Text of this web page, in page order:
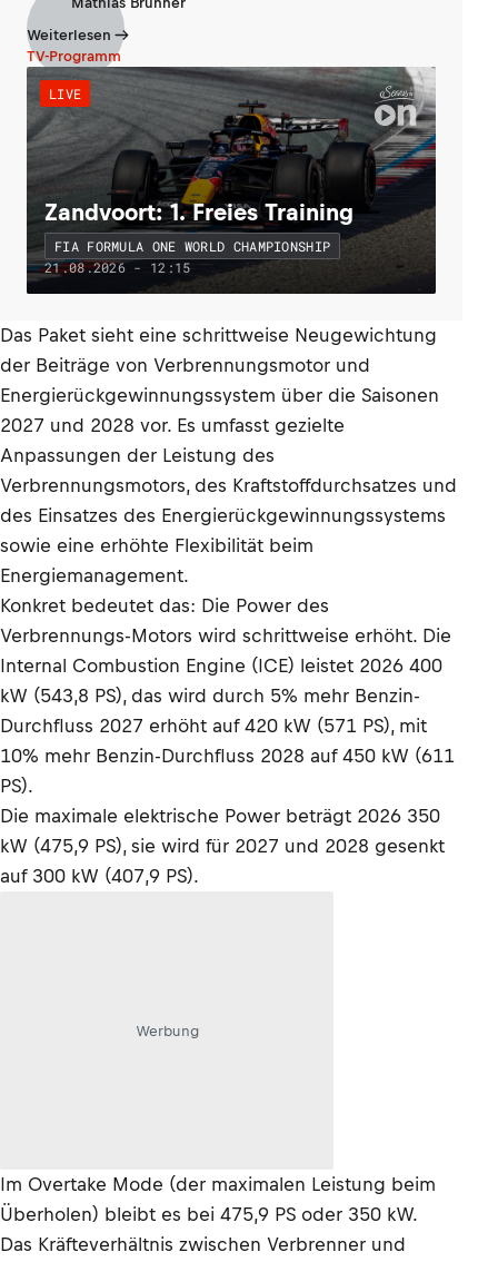
Weiterlesen
TV-Programm
LIVE
Zandvoort: 1. Freies Training
FIA FORMULA ONE WORLD CHAMPIONSHIP
21.08.2026 - 12:15
Das Paket sieht eine schrittweise Neugewichtung
der Beiträge von Verbrennungsmotor und
Energierückgewinnungssystem über die Saisonen
2027 und 2028 vor. Es umfasst gezielte
Anpassungen der Leistung des
Verbrennungsmotors, des Kraftstoffdurchsatzes und
des Einsatzes des Energierückgewinnungssystems
sowie eine erhöhte Flexibilität beim
Energiemanagement.
Konkret bedeutet das: Die Power des
Verbrennungs-Motors wird schrittweise erhöht. Die
Internal Combustion Engine (ICE) leistet 2026 400
kW (543,8 PS), das wird durch 5% mehr Benzin-
Durchfluss 2027 erhöht auf 420 kW (571 PS), mit
10% mehr Benzin-Durchfluss 2028 auf 450 kW (611
PS).
Die maximale elektrische Power beträgt 2026 350
kW (475,9 PS), sie wird für 2027 und 2028 gesenkt
auf 300 kW (407,9 PS).
Werbung
Im Overtake Mode (der maximalen Leistung beim
Überholen) bleibt es bei 475,9 PS oder 350 kW.
Das Kräfteverhältnis zwischen Verbrenner und